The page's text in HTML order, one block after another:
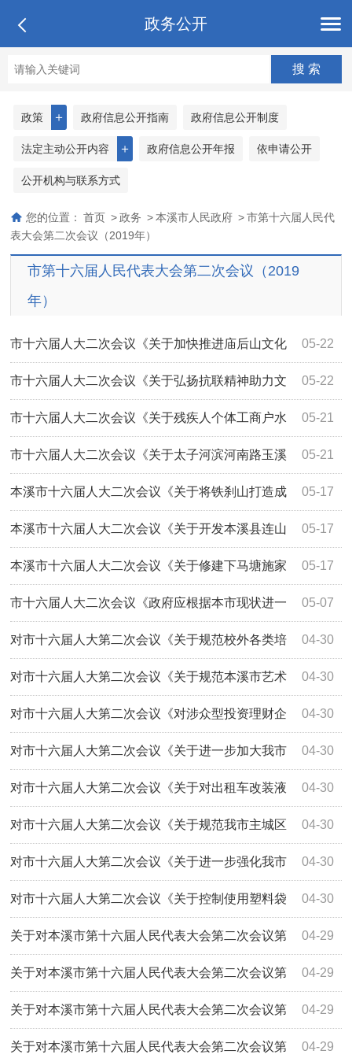
政务公开
＋
政策 政府信息公开指南 政府信息公开制度
＋
法定主动公开内容 政府信息公开年报 依申请公开
公开机构与联系方式
您的位置： 首页 > 政务 > 本溪市人民政府 > 市第十六届人民代
表大会第二次会议（2019年）
市第十六届人民代表大会第二次会议（2019
年）
05-22
市十六届人大二次会议《关于加快推进庙后山文化
旅游产业开发的建议》（第2009号）答复 05-22
市十六届人大二次会议《关于弘扬抗联精神助力文
化精准扶贫的建议》（第2002号）答复 05-21
市十六届人大二次会议《关于残疾人个体工商户水
电煤气缴费执行阶梯收费标准的建议》(第22... 05-21
市十六届人大二次会议《关于太子河滨河南路玉溪
桥下栈道连接的建议》(第2075号)答复 05-17
本溪市十六届人大二次会议《关于将铁刹山打造成
东北道教特色旅游名山的建议》（第2215号... 05-17
本溪市十六届人大二次会议《关于开发本溪县连山
关和草河口旅游资源的建议》（第2197号）答复 05-17
本溪市十六届人大二次会议《关于修建下马塘施家
村至草河口套峪村道路的建议》（第2166号... 05-07
市十六届人大二次会议《政府应根据本市现状进一
步优化我市营商环境的建议》（2184号）答复 04-30
对市十六届人大第二次会议《关于规范校外各类培
训班的建议》（第2139号）的答复 04-30
对市十六届人大第二次会议《关于规范本溪市艺术
培训市场的建议》（第2249号）的答复 04-30
对市十六届人大第二次会议《对涉众型投资理财企
业加强源头管控的建议》（第2113号）的答复 04-30
对市十六届人大第二次会议《关于进一步加大我市
电梯监管工作力度的建议》（第2230号）的答复 04-30
对市十六届人大第二次会议《关于对出租车改装液
化气加强安全监管的建议》（第2007号）的答复 04-30
对市十六届人大第二次会议《关于规范我市主城区
各类市场的建议》（第2239号）的答复 04-30
对市十六届人大第二次会议《关于进一步强化我市
二手车交易市场监管的建议》（第2051号）... 04-30
对市十六届人大第二次会议《关于控制使用塑料袋
的建议》（第2015号）的答复 04-29
关于对本溪市第十六届人民代表大会第二次会议第
2232号建议的答复 04-29
关于对本溪市第十六届人民代表大会第二次会议第
2209号建议的答复 04-29
关于对本溪市第十六届人民代表大会第二次会议第
2107号建议的答复 04-29
关于对本溪市第十六届人民代表大会第二次会议第